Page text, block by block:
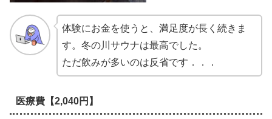
体験にお金を使うと、満足度が長く続きま
す。冬の川サウナは最高でした。
ただ飲みが多いのは反省です．．．
医療費【2,040円】